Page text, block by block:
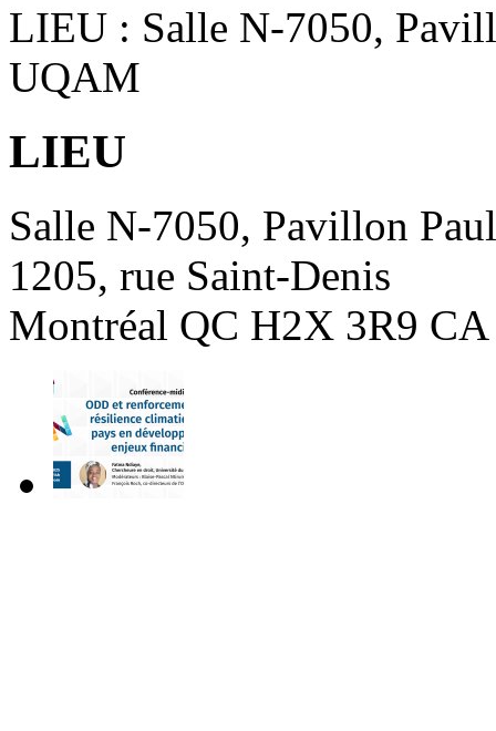
LIEU : Salle N-7050,
UQAM
LIEU
Salle N-7050, Pavillon
1205, rue Saint-Denis
Montréal QC H2X 3R9 CA